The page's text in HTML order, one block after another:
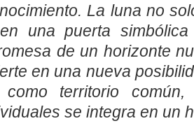
La luna no
una puerta
de un horizonte
en una nueva
como territorio
se integra en un